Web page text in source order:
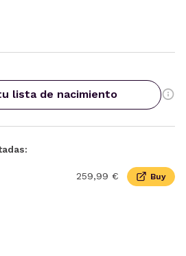
lista de nacimiento
259,99 € Buy